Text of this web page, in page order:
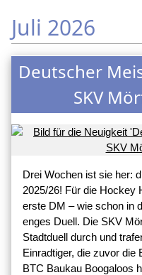
Juli 2026
Deutscher
SKV
Drei Wochen ist sie her:
2025/26! Für die Hockey
erste DM – wie schon in
enges Duell. Die SKV
Stadtduell durch und
Einradtiger, die zuvor die
BTC Baukau Boogaloos